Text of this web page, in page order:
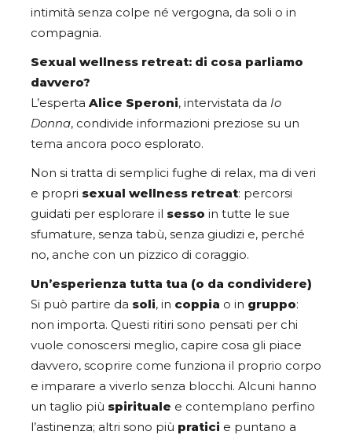
intimità senza colpe né vergogna, da soli o in
compagnia.
Sexual wellness retreat: di cosa parliamo
davvero?
L’esperta Alice Speroni, intervistata da Io
Donna, condivide informazioni preziose su un
tema ancora poco esplorato.
Non si tratta di semplici fughe di relax, ma di veri
e propri sexual wellness retreat: percorsi
guidati per esplorare il sesso in tutte le sue
sfumature, senza tabù, senza giudizi e, perché
no, anche con un pizzico di coraggio.
Un’esperienza tutta tua (o da condividere)
Si può partire da soli, in coppia o in gruppo:
non importa. Questi ritiri sono pensati per chi
vuole conoscersi meglio, capire cosa gli piace
davvero, scoprire come funziona il proprio corpo
e imparare a viverlo senza blocchi. Alcuni hanno
un taglio più spirituale e contemplano perfino
l’astinenza; altri sono più pratici e puntano a